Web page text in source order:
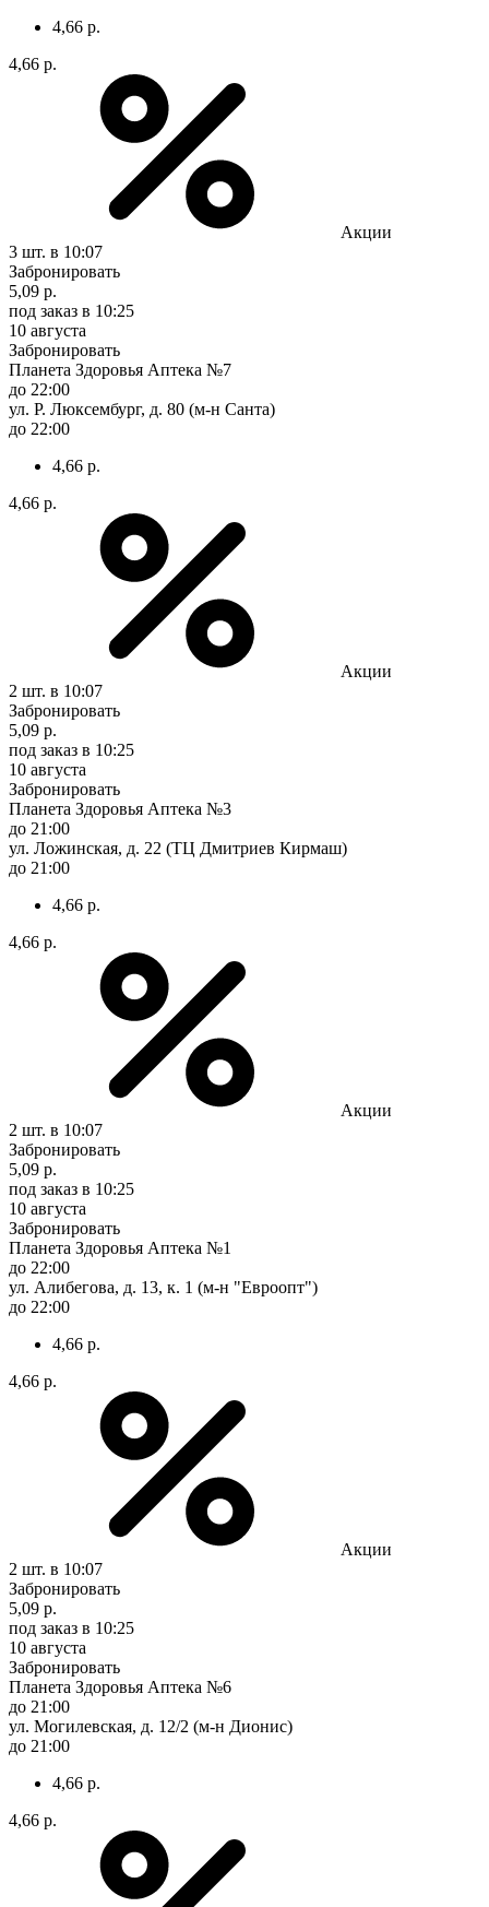
4,66 р.
4,66 р.
Акции
3 шт. в 10:07
Забронировать
5,09 р.
под заказ в 10:25
10 августа
Забронировать
Планета Здоровья Аптека №7
до 22:00
ул. Р. Люксембург, д. 80 (м-н Санта)
до 22:00
4,66 р.
4,66 р.
Акции
2 шт. в 10:07
Забронировать
5,09 р.
под заказ в 10:25
10 августа
Забронировать
Планета Здоровья Аптека №3
до 21:00
ул. Ложинская, д. 22 (ТЦ Дмитриев Кирмаш)
до 21:00
4,66 р.
4,66 р.
Акции
2 шт. в 10:07
Забронировать
5,09 р.
под заказ в 10:25
10 августа
Забронировать
Планета Здоровья Аптека №1
до 22:00
ул. Алибегова, д. 13, к. 1 (м-н "Евроопт")
до 22:00
4,66 р.
4,66 р.
Акции
2 шт. в 10:07
Забронировать
5,09 р.
под заказ в 10:25
10 августа
Забронировать
Планета Здоровья Аптека №6
до 21:00
ул. Могилевская, д. 12/2 (м-н Дионис)
до 21:00
4,66 р.
4,66 р.